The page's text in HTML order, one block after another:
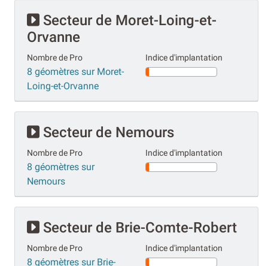
Secteur de Moret-Loing-et-
Orvanne
Nombre de Pro
8 géomètres sur Moret-
Loing-et-Orvanne
Indice d'implantation
Secteur de Nemours
Nombre de Pro
8 géomètres sur
Nemours
Indice d'implantation
Secteur de Brie-Comte-Robert
Nombre de Pro
8 géomètres sur Brie-
Indice d'implantation